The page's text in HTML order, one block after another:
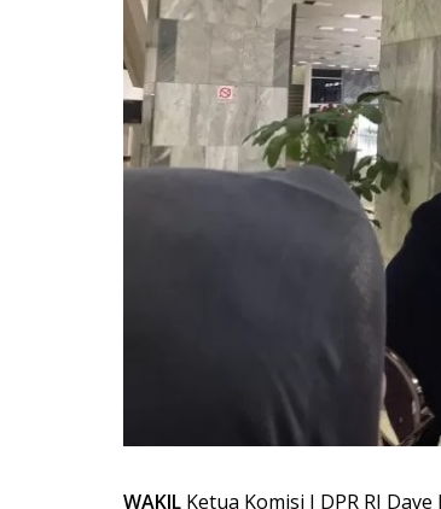
WAKIL Ketua Komisi I DPR RI